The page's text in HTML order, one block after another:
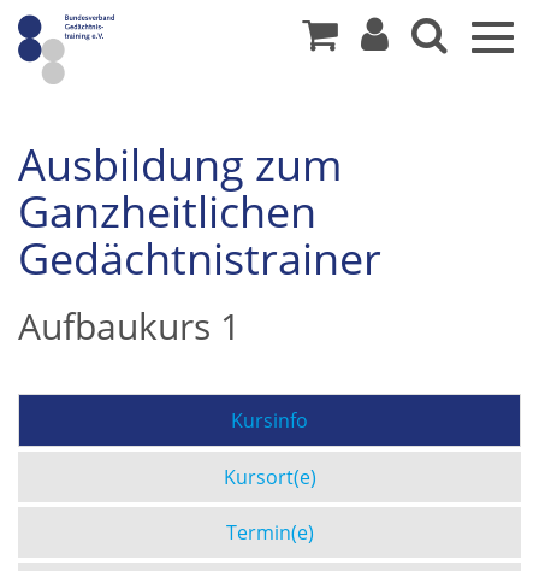
Ausbildung zum
Ganzheitlichen
Gedächtnistrainer
Aufbaukurs 1
Kursinfo
Kursort(e)
Termin(e)